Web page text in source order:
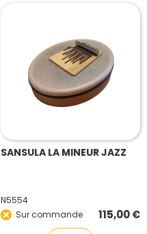
SANSULA LA MINEUR JAZZ
N5554
Sur commande
115,00€